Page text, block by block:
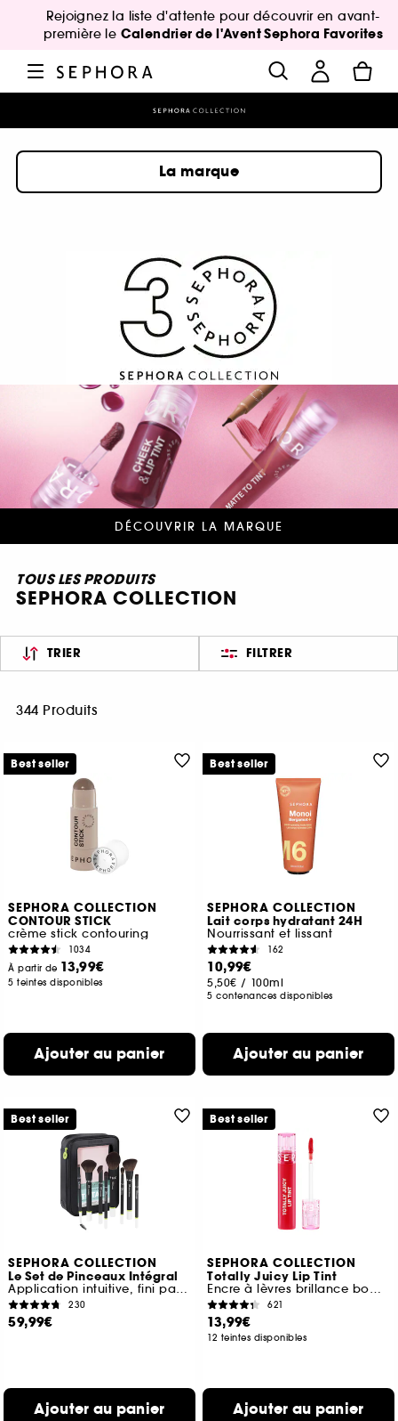
Rejoignez la liste d'attente pour découvrir en avant-
première le Calendrier de l'Avent Sephora Favorites
La marque
DÉCOUVRIR LA MARQUE
TOUS LES PRODUITS
SEPHORA COLLECTION
TRIER FILTRER
344 Produits
SEPHORA COLLECTION
CONTOUR STICK
crème stick contouring
1034
À partir de 13,99€
5 teintes disponibles
Ajouter au panier
Best seller
SEPHORA COLLECTION
Lait corps hydratant 24H
Nourrissant et lissant
162
10,99€
5,50€ / 100ml
5 contenances disponibles
Ajouter au panier
Best seller
SEPHORA COLLECTION
Le Set de Pinceaux Intégral
Application intuitive, fini parfait
230
59,99€
Ajouter au panier
Best seller
SEPHORA COLLECTION
Totally Juicy Lip Tint
Encre à lèvres brillance bombée
621
13,99€
12 teintes disponibles
Ajouter au panier
Best seller